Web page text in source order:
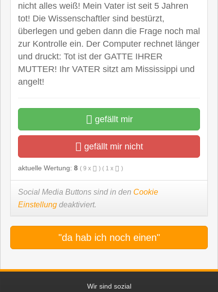
nicht alles weiß! Mein Vater ist seit 5 Jahren
tot! Die Wissenschaftler sind bestürzt,
überlegen und geben dann die Frage noch mal
zur Kontrolle ein. Der Computer rechnet länger
und druckt: Tot ist der GATTE IHRER
MUTTER! Ihr VATER sitzt am Mississippi und
angelt!
gefällt mir
gefällt mir nicht
aktuelle Wertung: 8 ( 9 x ) ( 1 x )
Social Media Buttons sind in den Cookie
Einstellung deaktiviert.
"da hab ich noch einen"
Wir sind sozial